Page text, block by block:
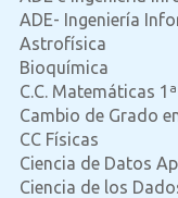
ADE- Ingeniería
Astrofísica
Bioquímica
C.C. Matemáticas 1ª
Cambio de Grado
CC Físicas
Ciencia de Datos
Ciencia de los